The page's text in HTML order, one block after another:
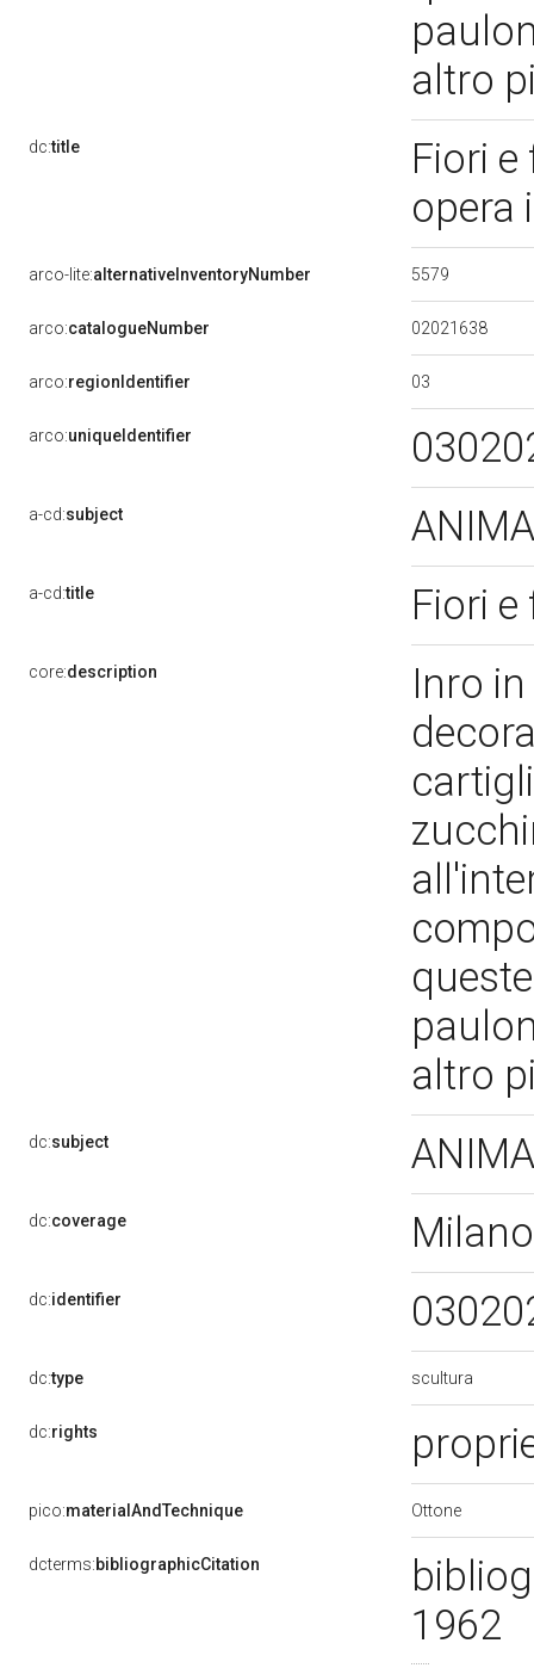
altro
dc:title
Fiori e
opera
arco-lite:alternativeInventoryNumber 5579
arco:catalogueNumber 02021638
arco:regionIdentifier 03
arco:uniqueIdentifier
a-cd:subject
a-cd:title Fiori
core:description
Inro
altro
dc:subject
dc:coverage
dc:identifier
dc:type scultura
dc:rights
pico:materialAndTechnique Ottone
dcterms:bibliographicCitation
1962